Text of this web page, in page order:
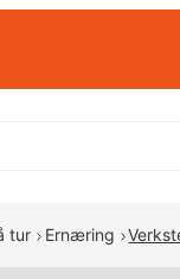
tur Ernæring